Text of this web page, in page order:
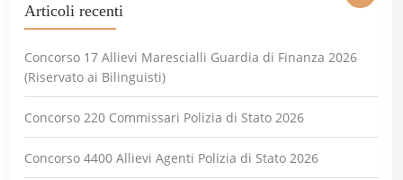
Articoli recenti
Concorso 17 Allievi Marescialli Guardia di Finanza 2026
(Riservato ai Bilinguisti)
Concorso 220 Commissari Polizia di Stato 2026
Concorso 4400 Allievi Agenti Polizia di Stato 2026